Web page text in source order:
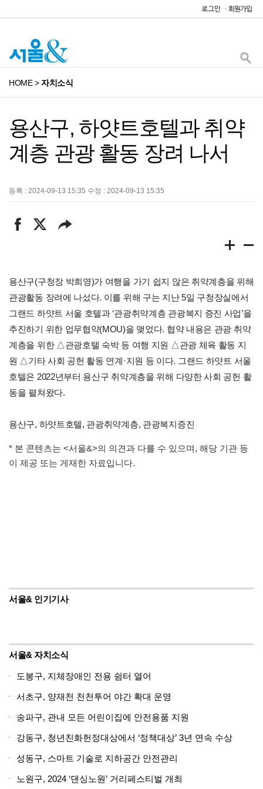
HOME>자치소식
용산구, 하얏트호텔과 취약
계층 관광 활동 장려 나서
등록 : 2024-09-13 15:35 수정 : 2024-09-13 15:35
용산구(구청장 박희영)가 여행을 가기 쉽지 않은 취약계층을 위해
관광활동 장려에 나섰다. 이를 위해 구는 지난 5일 구청장실에서
그랜드 하얏트 서울 호텔과 ‘관광취약계층 관광복지 증진 사업’을
추진하기 위한 업무협약(MOU)을 맺었다. 협약 내용은 관광 취약
계층을 위한 △관광호텔 숙박 등 여행 지원 △관광 체육 활동 지
원 △기타 사회 공헌 활동 연계·지원 등 이다. 그랜드 하얏트 서울
호텔은 2022년부터 용산구 취약계층을 위해 다양한 사회 공헌 활
동을 펼쳐왔다.
용산구, 하얏트호텔, 관광취약계층, 관광복지증진
* 본 콘텐츠는 <서울&>의 의견과 다를 수 있으며, 해당 기관 등
이 제공 또는 게재한 자료입니다.
서울& 인기기사
서울& 자치소식
도봉구, 지체장애인 전용 쉼터 열어
서초구, 양재천 천천투어 야간 확대 운영
송파구, 관내 모든 어린이집에 안전용품 지원
강동구, 청년친화헌정대상에서 ‘정책대상’ 3년 연속 수상
성동구, 스마트 기술로 지하공간 안전관리
노원구, 2024 ‘댄싱노원’ 거리페스티벌 개최